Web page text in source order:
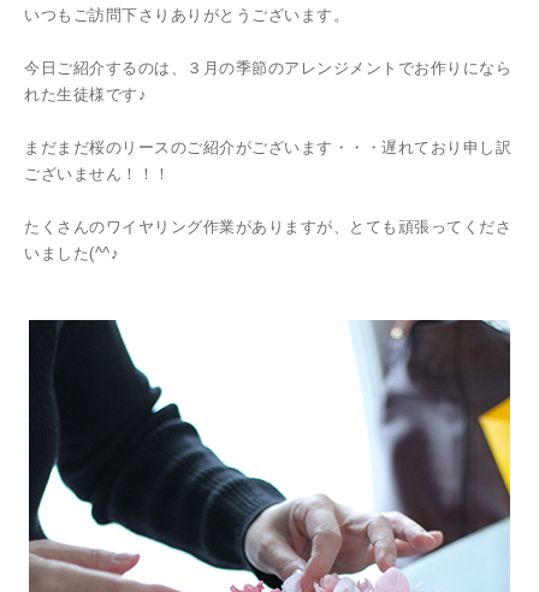
いつもご訪問下さりありがとうございます。
今日ご紹介するのは、３月の季節のアレンジメントでお作りになら
れた生徒様です♪
まだまだ桜のリースのご紹介がございます・・・遅れており申し訳
ございません！！！
たくさんのワイヤリング作業がありますが、とても頑張ってくださ
いました(^^♪